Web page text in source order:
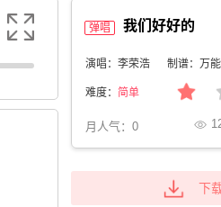
弹唱 我们好好的
演唱：李荣浩 制谱：万
难度： 简单
月人气： 0
下